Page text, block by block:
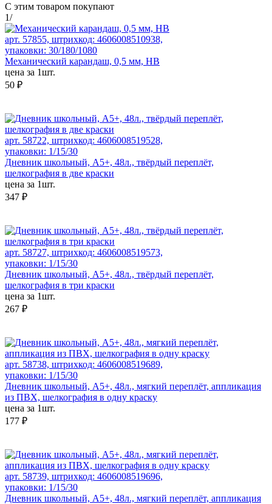
С этим товаром покупают
1/
арт. 57855, штрихкод: 4606008510938,
упаковки: 30/180/1080
Механический карандаш, 0,5 мм, HB
цена за 1шт.
50 ₽
арт. 58722, штрихкод: 4606008519528,
упаковки: 1/15/30
Дневник школьный, А5+, 48л., твёрдый переплёт,
шелкография в две краски
цена за 1шт.
347 ₽
арт. 58727, штрихкод: 4606008519573,
упаковки: 1/15/30
Дневник школьный, А5+, 48л., твёрдый переплёт,
шелкография в три краски
цена за 1шт.
267 ₽
арт. 58738, штрихкод: 4606008519689,
упаковки: 1/15/30
Дневник школьный, А5+, 48л., мягкий переплёт, аппликация
из ПВХ, шелкография в одну краску
цена за 1шт.
177 ₽
арт. 58739, штрихкод: 4606008519696,
упаковки: 1/15/30
Дневник школьный, А5+, 48л., мягкий переплёт, аппликация